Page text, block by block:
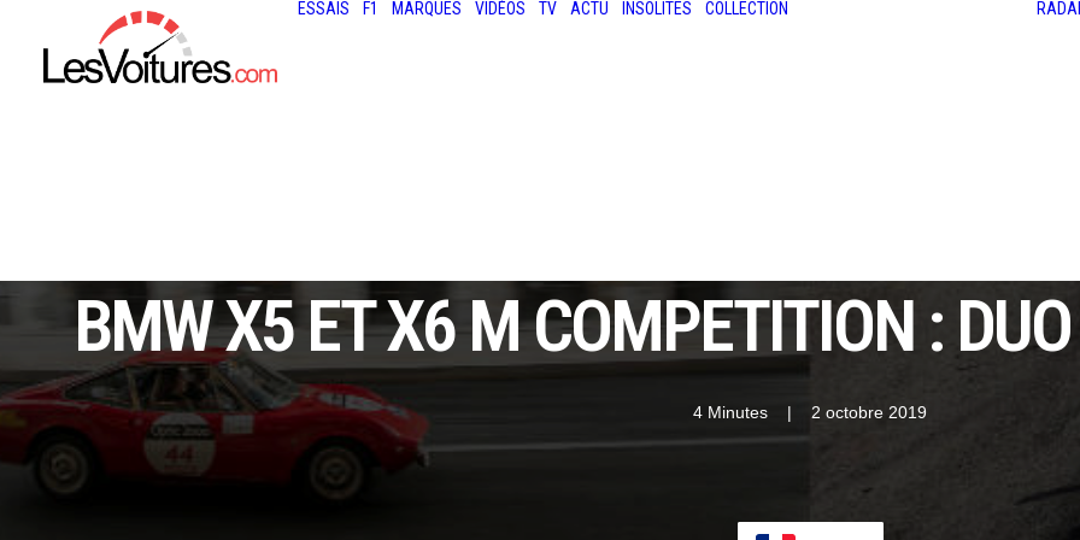
ESSAIS F1 MARQUES VIDÉOS TV ACTU INSOLITES COLLECTION
BMW X5 ET X6 M COMPETITION :
4 Minutes | 2 octobre 2019